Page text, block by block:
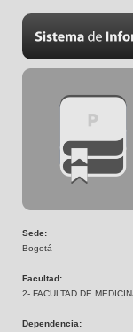
Sede:
Bogotá
Facultad:
2- FACULTAD DE
Dependencia: